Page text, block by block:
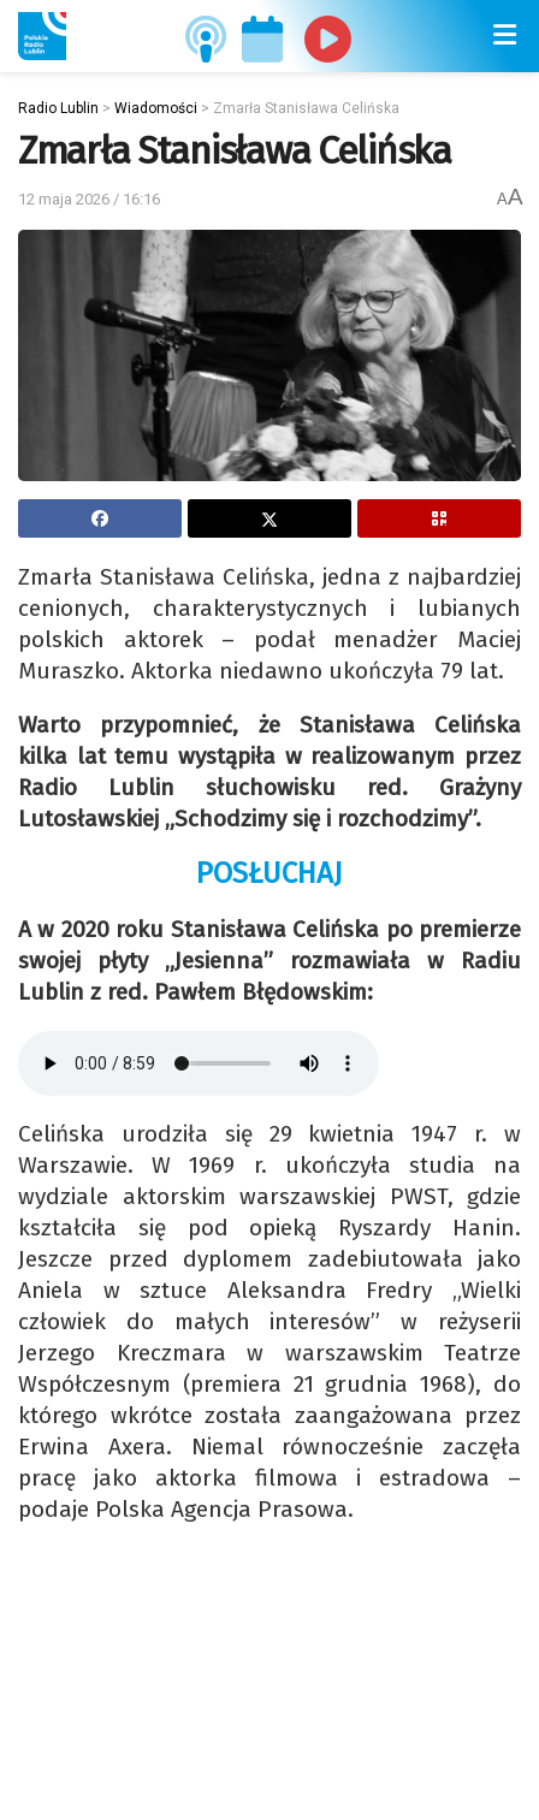
Radio Lublin > Wiadomości > Zmarła Stanisława Celińska
Zmarła Stanisława Celińska
12 maja 2026 / 16:16 AA
Zmarła Stanisława Celińska, jedna z najbardziej
cenionych, charakterystycznych i lubianych
polskich aktorek – podał menadżer Maciej
Muraszko. Aktorka niedawno ukończyła 79 lat.
Warto przypomnieć, że Stanisława Celińska
kilka lat temu wystąpiła w realizowanym przez
Radio Lublin słuchowisku red. Grażyny
Lutosławskiej „Schodzimy się i rozchodzimy”.
POSŁUCHAJ
A w 2020 roku Stanisława Celińska po premierze
swojej płyty „Jesienna” rozmawiała w Radiu
Lublin z red. Pawłem Błędowskim:
Celińska urodziła się 29 kwietnia 1947 r. w
Warszawie. W 1969 r. ukończyła studia na
wydziale aktorskim warszawskiej PWST, gdzie
kształciła się pod opieką Ryszardy Hanin.
Jeszcze przed dyplomem zadebiutowała jako
Aniela w sztuce Aleksandra Fredry „Wielki
człowiek do małych interesów” w reżyserii
Jerzego Kreczmara w warszawskim Teatrze
Współczesnym (premiera 21 grudnia 1968), do
którego wkrótce została zaangażowana przez
Erwina Axera. Niemal równocześnie zaczęła
pracę jako aktorka filmowa i estradowa –
podaje Polska Agencja Prasowa.